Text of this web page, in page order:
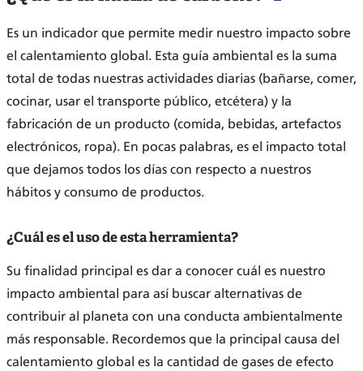
Es un indicador que permite medir nuestro impacto sobre
el calentamiento global. Esta guía ambiental es la suma
total de todas nuestras actividades diarias (bañarse, comer,
cocinar, usar el transporte público, etcétera) y la
fabricación de un producto (comida, bebidas, artefactos
electrónicos, ropa). En pocas palabras, es el impacto total
que dejamos todos los días con respecto a nuestros
hábitos y consumo de productos.
¿Cuál es el uso de esta herramienta?
Su finalidad principal es dar a conocer cuál es nuestro
impacto ambiental para así buscar alternativas de
contribuir al planeta con una conducta ambientalmente
más responsable. Recordemos que la principal causa del
calentamiento global es la cantidad de gases de efecto